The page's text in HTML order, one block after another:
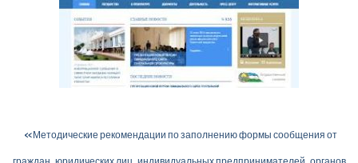
«Методические рекомендации по заполнению формы сообщения от